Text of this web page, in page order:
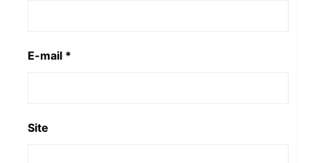
E-mail *
Site